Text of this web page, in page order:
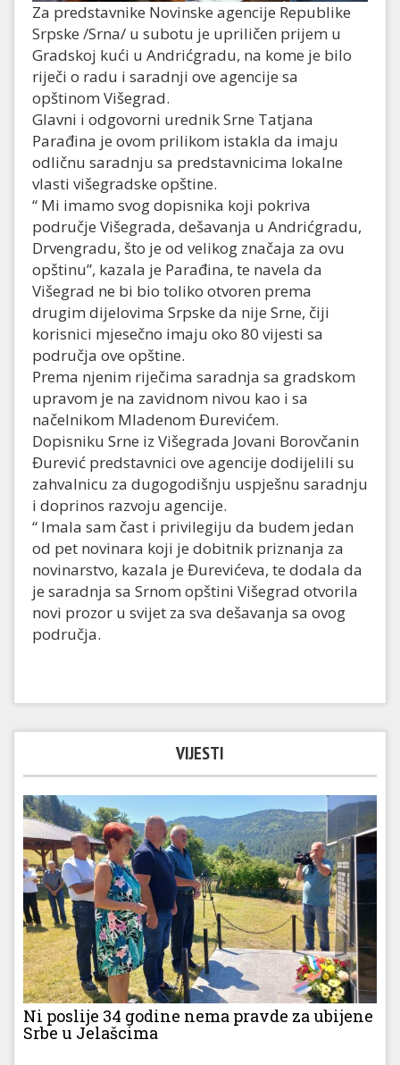
Za predstavnike Novinske agencije Republike
Srpske /Srna/ u subotu je upriličen prijem u
Gradskoj kući u Andrićgradu, na kome je bilo
riječi o radu i saradnji ove agencije sa
opštinom Višegrad.
Glavni i odgovorni urednik Srne Tatjana
Parađina je ovom prilikom istakla da imaju
odličnu saradnju sa predstavnicima lokalne
vlasti višegradske opštine.
“ Mi imamo svog dopisnika koji pokriva
područje Višegrada, dešavanja u Andrićgradu,
Drvengradu, što je od velikog značaja za ovu
opštinu”, kazala je Parađina, te navela da
Višegrad ne bi bio toliko otvoren prema
drugim dijelovima Srpske da nije Srne, čiji
korisnici mjesečno imaju oko 80 vijesti sa
područja ove opštine.
Prema njenim riječima saradnja sa gradskom
upravom je na zavidnom nivou kao i sa
načelnikom Mladenom Đurevićem.
Dopisniku Srne iz Višegrada Jovani Borovčanin
Đurević predstavnici ove agencije dodijelili su
zahvalnicu za dugogodišnju uspješnu saradnju
i doprinos razvoju agencije.
“ Imala sam čast i privilegiju da budem jedan
od pet novinara koji je dobitnik priznanja za
novinarstvo, kazala je Đurevićeva, te dodala da
je saradnja sa Srnom opštini Višegrad otvorila
novi prozor u svijet za sva dešavanja sa ovog
područja.
VIJESTI
Ni poslije 34 godine nema pravde za ubijene
Srbe u Jelašcima